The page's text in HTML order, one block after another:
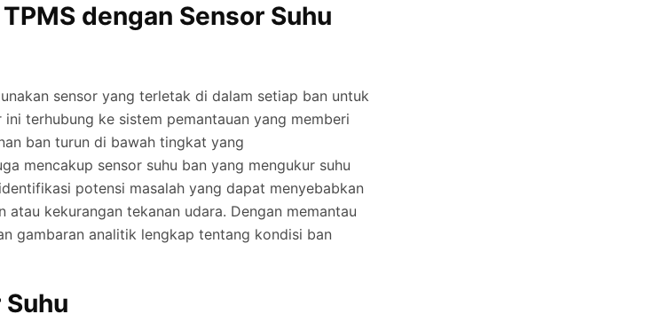
dengan Sensor Suhu
sensor yang terletak di dalam setiap ban untuk
terhubung ke sistem pemantauan yang memberi
ban turun di bawah tingkat yang
mencakup sensor suhu ban yang mengukur suhu
potensi masalah yang dapat menyebabkan
kekurangan tekanan udara. Dengan memantau
gambaran analitik lengkap tentang kondisi ban